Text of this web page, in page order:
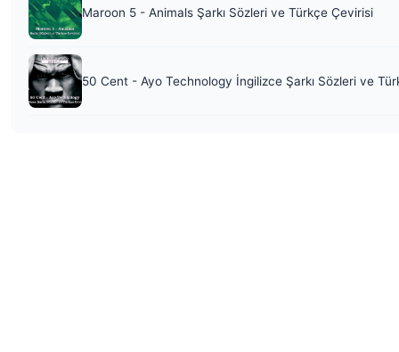
Maroon 5 - Animals Şarkı Sözleri ve Türkçe Çevirisi
50 Cent - Ayo Technology İngilizce Şarkı Sözleri ve